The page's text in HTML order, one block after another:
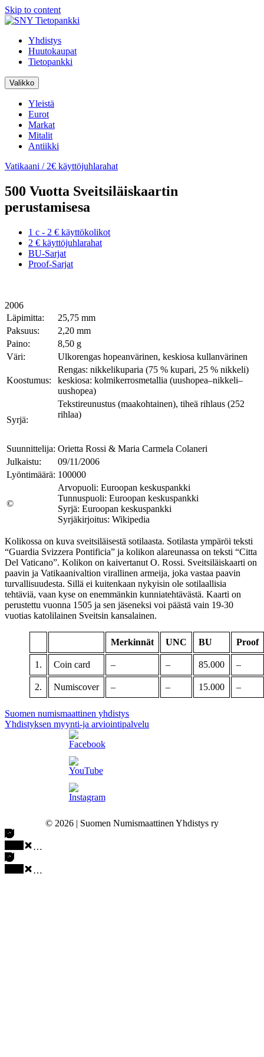
Skip to content
Yhdistys
Huutokaupat
Tietopankki
Valikko
Yleistä
Eurot
Markat
Mitalit
Antiikki
Vatikaani / 2€ käyttöjuhlarahat
500 Vuotta Sveitsiläiskaartin
perustamisesa
1 c - 2 € käyttökolikot
2 € käyttöjuhlarahat
BU-Sarjat
Proof-Sarjat
2006
Läpimitta:
25,75 mm
Paksuus:
2,20 mm
Paino:
8,50 g
Väri:
Ulkorengas hopeanvärinen, keskiosa kullanvärinen
Koostumus:
Rengas: nikkelikuparia (75 % kupari, 25 % nikkeli)
keskiosa: kolmikerrosmetallia (uushopea–nikkeli–
uushopea)
Syrjä:
Tekstireunustus (maakohtainen), tiheä rihlaus (252
rihlaa)
Suunnittelija: Orietta Rossi & Maria Carmela Colaneri
Julkaistu:
09/11/2006
Lyöntimäärä: 100000
©
Arvopuoli: Euroopan keskuspankki
Tunnuspuoli: Euroopan keskuspankki
Syrjä: Euroopan keskuspankki
Syrjäkirjoitus: Wikipedia
Kolikossa on kuva sveitsiläisestä sotilaasta. Sotilasta ympäröi teksti
“Guardia Svizzera Pontificia” ja kolikon alareunassa on teksti “Citta
Del Vaticano”. Kolikon on kaivertanut O. Rossi. Sveitsiläiskaarti on
paavin ja Vatikaanivaltion virallinen armeija, joka vastaa paavin
turvallisuudesta. Sillä ei kuitenkaan nykyisin ole sotilaallisia
tehtäviä, vaan kyse on enemmänkin kunniatehtävästä. Kaarti on
perustettu vuonna 1505 ja sen jäseneksi voi päästä vain 19-30
vuotias katolilainen Sveitsin kansalainen.
Merkinnät UNC BU Proof
1. Coin card – – 85.000 –
2. Numiscover – – 15.000 –
Suomen numismaattinen yhdistys
Yhdistyksen myynti-ja arviointipalvelu
© 2026 | Suomen Numismaattinen Yhdistys ry
…
…